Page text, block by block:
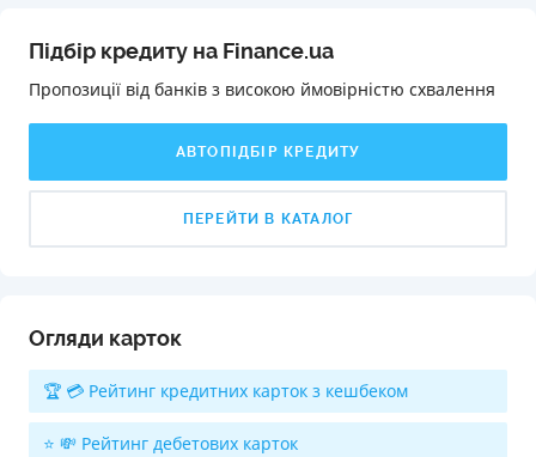
Підбір кредиту на Finance.ua
Пропозиції від банків з високою ймовірністю схвалення️
АВТОПІДБІР КРЕДИТУ
ПЕРЕЙТИ В КАТАЛОГ
Огляди карток
🏆 💳 Рейтинг кредитних карток з кешбеком
⭐ 💸 Рейтинг дебетових карток